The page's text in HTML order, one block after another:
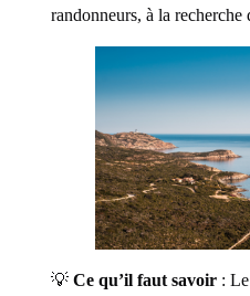
randonneurs, à la recherche
💡Ce qu’il faut savoir :